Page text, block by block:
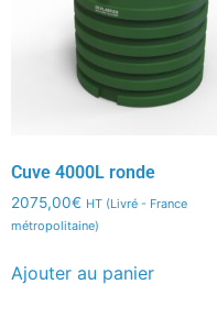
Cuve 4000L ronde
2075,00€ HT (Livré - France
métropolitaine)
Ajouter au panier